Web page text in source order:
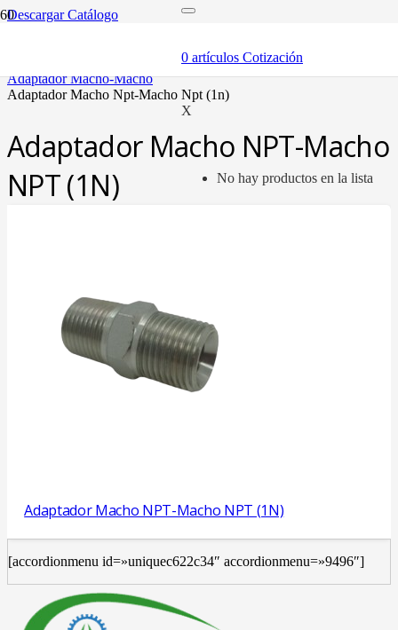
0 artículos Cotización
X
No hay productos en la lista
Descargar Catálogo
adaptador macho-macho
adaptador macho npt-macho npt (1n)
Adaptador Macho NPT-Macho
NPT (1N)
Adaptador Macho NPT-Macho NPT (1N)
[accordionmenu id=»uniquec622c34″ accordionmenu=»9496″]